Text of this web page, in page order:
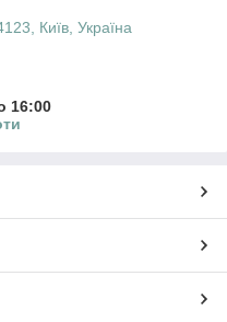
Київ, Україна
16:00